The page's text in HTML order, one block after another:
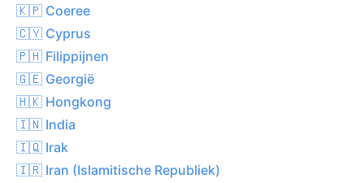
🇰🇵 Coeree
🇨🇾 Cyprus
🇵🇭 Filippijnen
🇬🇪 Georgië
🇭🇰 Hongkong
🇮🇳 India
🇮🇶 Irak
🇮🇷 Iran (Islamitische Republiek)